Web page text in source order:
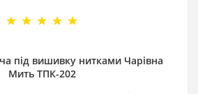
під вишивку нитками Чарівна
Мить ТПК-202